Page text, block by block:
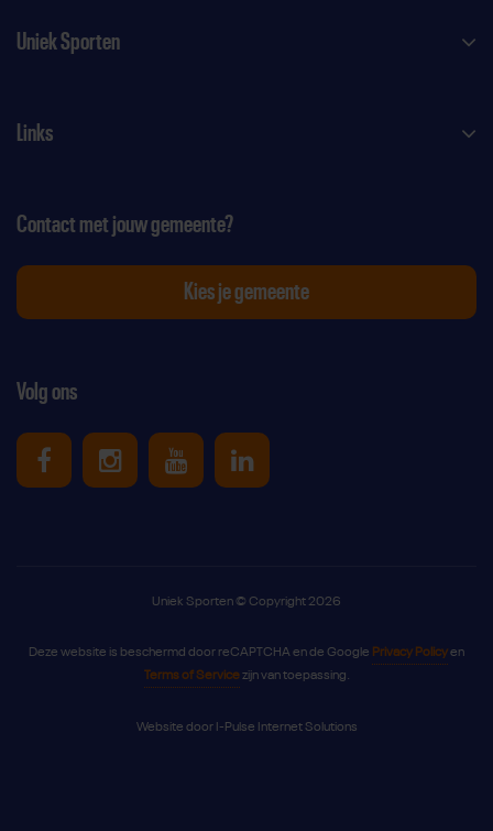
Uniek Sporten
Links
Volg ons
Uniek Sporten op Facebook
Uniek Sporten op Instagram
Uniek Sporten op Youtube
Uniek Sporten op
Contact met jouw gemeente?
Kies je gemeente
Uniek Sporten © Copyright 2026
Deze website is beschermd door reCAPTCHA en de Google Privacy Policyen
Terms of Servicezijn van toepassing.
Website door I-Pulse Internet Solutions